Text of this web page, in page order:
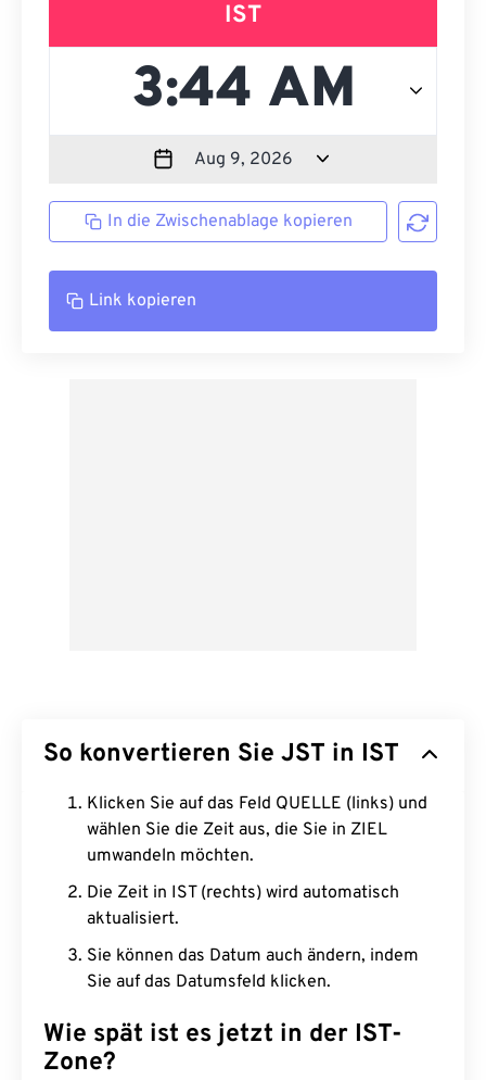
IST
In die Zwischenablage kopieren
Link kopieren
So konvertieren Sie JST in IST
Klicken Sie auf das Feld QUELLE (links) und
wählen Sie die Zeit aus, die Sie in ZIEL
umwandeln möchten.
Die Zeit in IST (rechts) wird automatisch
aktualisiert.
Sie können das Datum auch ändern, indem
Sie auf das Datumsfeld klicken.
Wie spät ist es jetzt in der IST-
Zone?